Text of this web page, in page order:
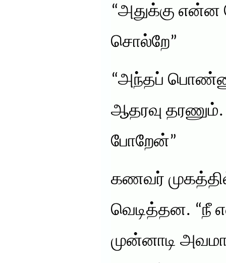
“அதுக்கு
சொல்றே”
“அந்தப்
ஆதரவு
போறேன்”
கணவர்
வெடித்தன. “நீ
முன்னாடி